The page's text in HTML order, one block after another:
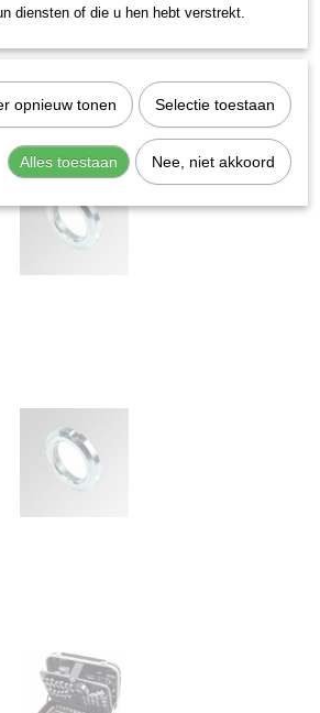
diensten of die u hen hebt verstrekt.
opnieuw tonen Selectie toestaan
Alles toestaan Nee, niet akkoord